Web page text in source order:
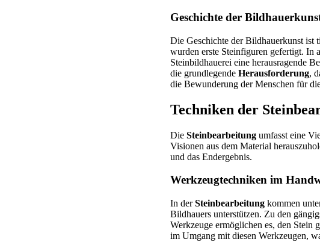
Geschichte der
Die Geschichte der Bildhauerkunst ist
wurden erste Steinfiguren gefertigt.
Steinbildhauerei eine herausragende
die grundlegende Herausforderung,
die Bewunderung der Menschen für
Techniken der
Die Steinbearbeitung umfasst eine
Visionen aus dem Material
und das Endergebnis.
Werkzeugtechniken im
In derSteinbearbeitung kommen
Bildhauers unterstützen. Zu den
Werkzeuge ermöglichen es, den
im Umgang mit diesen Werkzeugen,